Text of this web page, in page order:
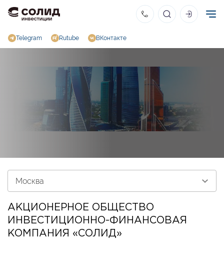
Telegram Rutube ВКонтакте
АКЦИОНЕРНОЕ ОБЩЕСТВО
ИНВЕСТИЦИОННО-ФИНАНСОВАЯ
КОМПАНИЯ «СОЛИД»